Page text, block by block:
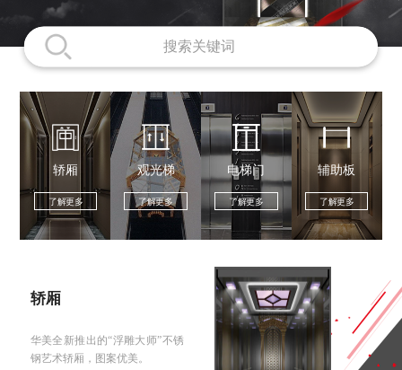
轿厢
了解更多
观光梯
了解更多
电梯门
了解更多
辅助板
了解更多
轿厢
华美全新推出的“浮雕大师”不锈
钢艺术轿厢，图案优美。